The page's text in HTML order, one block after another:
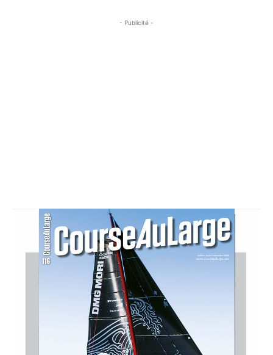
- Publicité -